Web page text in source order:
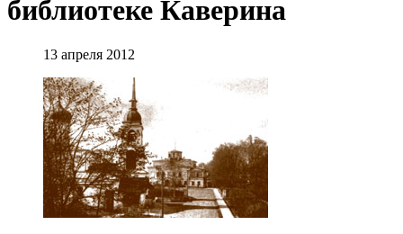
библиотеке Каверина
13 апреля 2012